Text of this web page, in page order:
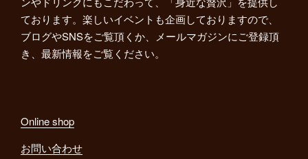
ております。楽しいイベントも企画しておりますので、
ブログやSNSをご覧頂くか、メールマガジンにご登録頂
き、最新情報をご覧ください。
Online shop
お問い合わせ